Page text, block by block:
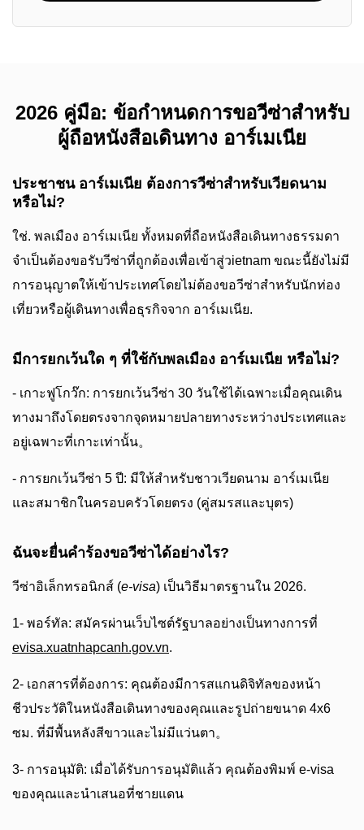
2026 คู่มือ: ข้อกำหนดการขอวีซ่าสำหรับ
ผู้ถือหนังสือเดินทาง อาร์เมเนีย
ประชาชน อาร์เมเนีย ต้องการวีซ่าสำหรับเวียดนาม
หรือไม่?
ใช่. พลเมือง อาร์เมเนีย ทั้งหมดที่ถือหนังสือเดินทางธรรมดา
จำเป็นต้องขอรับวีซ่าที่ถูกต้องเพื่อเข้าสู่วietnam ขณะนี้ยังไม่มี
การอนุญาตให้เข้าประเทศโดยไม่ต้องขอวีซ่าสำหรับนักท่อง
เที่ยวหรือผู้เดินทางเพื่อธุรกิจจาก อาร์เมเนีย.
มีการยกเว้นใด ๆ ที่ใช้กับพลเมือง อาร์เมเนีย หรือไม่?
- เกาะฟูโกว๊ก: การยกเว้นวีซ่า 30 วันใช้ได้เฉพาะเมื่อคุณเดิน
ทางมาถึงโดยตรงจากจุดหมายปลายทางระหว่างประเทศและ
อยู่เฉพาะที่เกาะเท่านั้น。
- การยกเว้นวีซ่า 5 ปี: มีให้สำหรับชาวเวียดนาม อาร์เมเนีย
และสมาชิกในครอบครัวโดยตรง (คู่สมรสและบุตร)
ฉันจะยื่นคำร้องขอวีซ่าได้อย่างไร?
วีซ่าอิเล็กทรอนิกส์ (e-visa) เป็นวิธีมาตรฐานใน 2026.
1- พอร์ทัล: สมัครผ่านเว็บไซต์รัฐบาลอย่างเป็นทางการที่
evisa.xuatnhapcanh.gov.vn.
2- เอกสารที่ต้องการ: คุณต้องมีการสแกนดิจิทัลของหน้า
ชีวประวัติในหนังสือเดินทางของคุณและรูปถ่ายขนาด 4x6
ซม. ที่มีพื้นหลังสีขาวและไม่มีแว่นตา。
3- การอนุมัติ: เมื่อได้รับการอนุมัติแล้ว คุณต้องพิมพ์ e-visa
ของคุณและนำเสนอที่ชายแดน